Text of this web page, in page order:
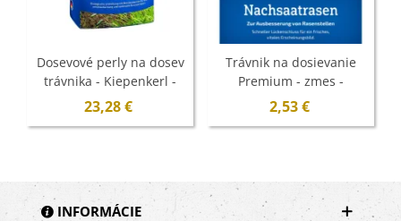
Dosevové perly na dosev
trávnika - Kiepenkerl -
trávna zmes - 1,4 kg
23,28 €
Trávnik na dosievanie
Premium - zmes -
Kiepenkerl - predaj
semien - 25 g
2,53 €
INFORMÁCIE